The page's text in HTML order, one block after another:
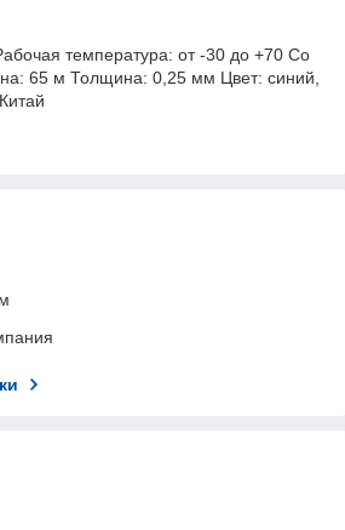
температура: от -30 до +70 Co
65 м Толщина: 0,25 мм Цвет: синий,